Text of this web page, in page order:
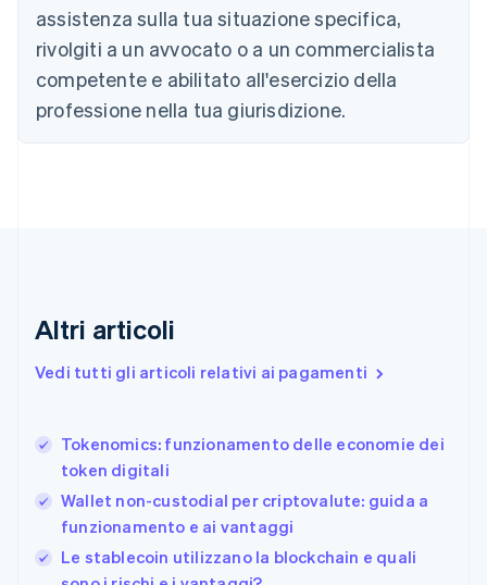
assistenza sulla tua situazione specifica,
rivolgiti a un avvocato o a un commercialista
competente e abilitato all'esercizio della
professione nella tua giurisdizione.
Altri articoli
Vedi tutti gli articoli relativi ai pagamenti
Tokenomics: funzionamento delle economie dei
token digitali
Wallet non-custodial per criptovalute: guida a
funzionamento e ai vantaggi
Le stablecoin utilizzano la blockchain e quali
English Français
Cina continentale
Cipro
English
EnglishSvenska
FrançaisEnglish
Giappone
日本語English
English
Grecia
English
India